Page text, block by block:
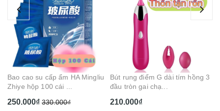
Bao cao su cấp ẩm HA Mingliu
Zhiye hộp 100 cái ...
250.000₫ 330.000₫
Bút rung điểm G dài tím hồng 3
đầu tròn gai chạ...
210.000₫